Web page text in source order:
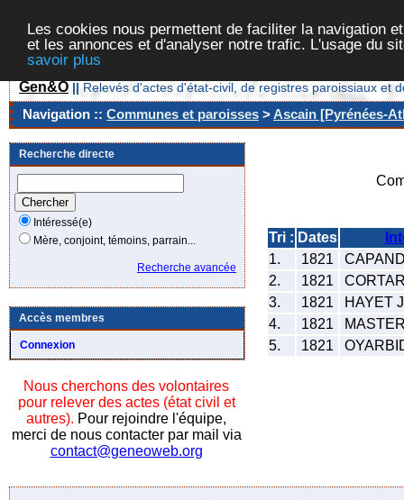
Les cookies nous permettent de faciliter la navigation
et les annonces et d'analyser notre trafic. L'usage du
savoir plus
Gen&O || Relevés d'actes d'état-civil, de registres paroissiaux et
Navigation :: Communes et paroisses >Ascain [Pyrénées-
Recherche directe
Intéressé(e)
Mère, conjoint, témoins, parrain...
Recherche avancée
Accès membres
Connexion
Nous cherchons des volontaires
pour relever des actes (état civil et
autres). Pour rejoindre l'équipe,
merci de nous contacter par mail via
contact@geneoweb.org
Tri : Dates
1.
1821
2.
1821
3.
1821
HAYET
4.
1821
5.
1821